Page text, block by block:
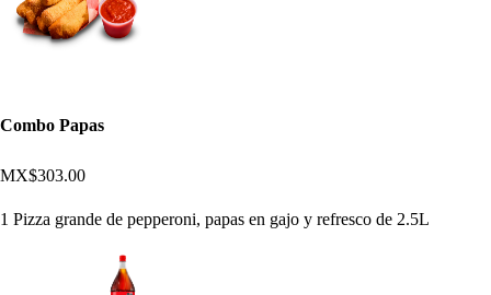
Combo Papas
MX$303.00
1 Pizza grande de pepperoni, papas en gajo y refresco de 2.5L